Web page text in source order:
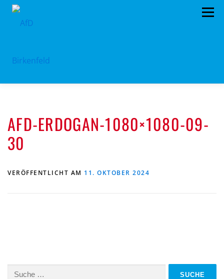
Zum
Menü
AKTUELLES TERMINE MITMACHEN!
KONTAKT
AFD-ERDOGAN-1080×1080-09-
30
VERÖFFENTLICHT AM 11. OKTOBER 2024
Suche